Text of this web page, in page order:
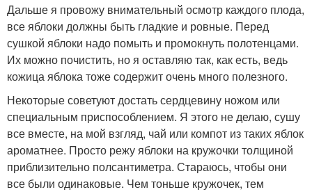
Дальше я провожу внимательный осмотр каждого плода,
все яблоки должны быть гладкие и ровные. Перед
сушкой яблоки надо помыть и промокнуть полотенцами.
Их можно почистить, но я оставляю так, как есть, ведь
кожица яблока тоже содержит очень много полезного.
Некоторые советуют достать сердцевину ножом или
специальным приспособлением. Я этого не делаю, сушу
все вместе, на мой взгляд, чай или компот из таких яблок
ароматнее. Просто режу яблоки на кружочки толщиной
приблизительно полсантиметра. Стараюсь, чтобы они
все были одинаковые. Чем тоньше кружочек, тем